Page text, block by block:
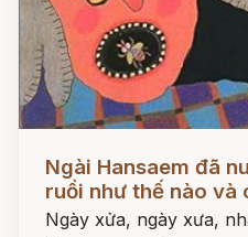
Ngài Hansaem đã
ruồi như thế nào và
Ngày xửa, ngày xưa,